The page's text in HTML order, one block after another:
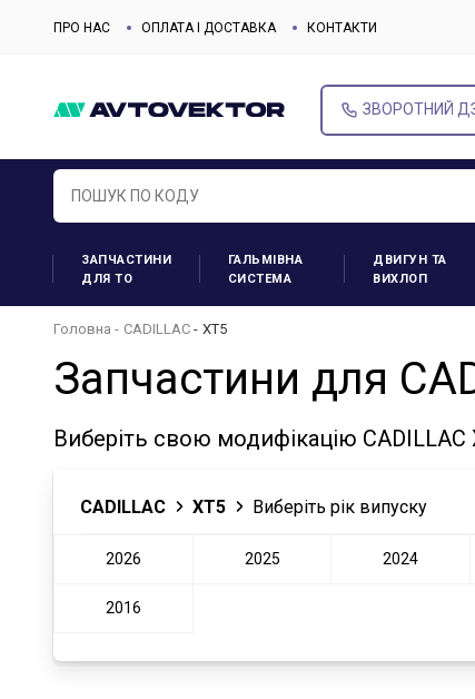
ПРО НАС ОПЛАТА І ДОСТАВКА КОНТАКТИ
ЗВОРОТНИЙ
ЗАПЧАСТИНИ
ДЛЯ ТО
ГАЛЬМІВНА
СИСТЕМА
ДВИГУН ТА
ВИХЛОП
Головна CADILLAC XT5
Запчастини для
Виберіть свою модифікацію
CADILLAC XT5 Виберіть рік випуску
2026 2025 2024
2016